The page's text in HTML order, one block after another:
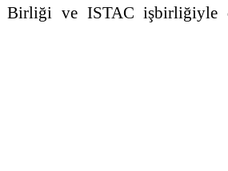
Birliği ve ISTAC işbirliğiyle